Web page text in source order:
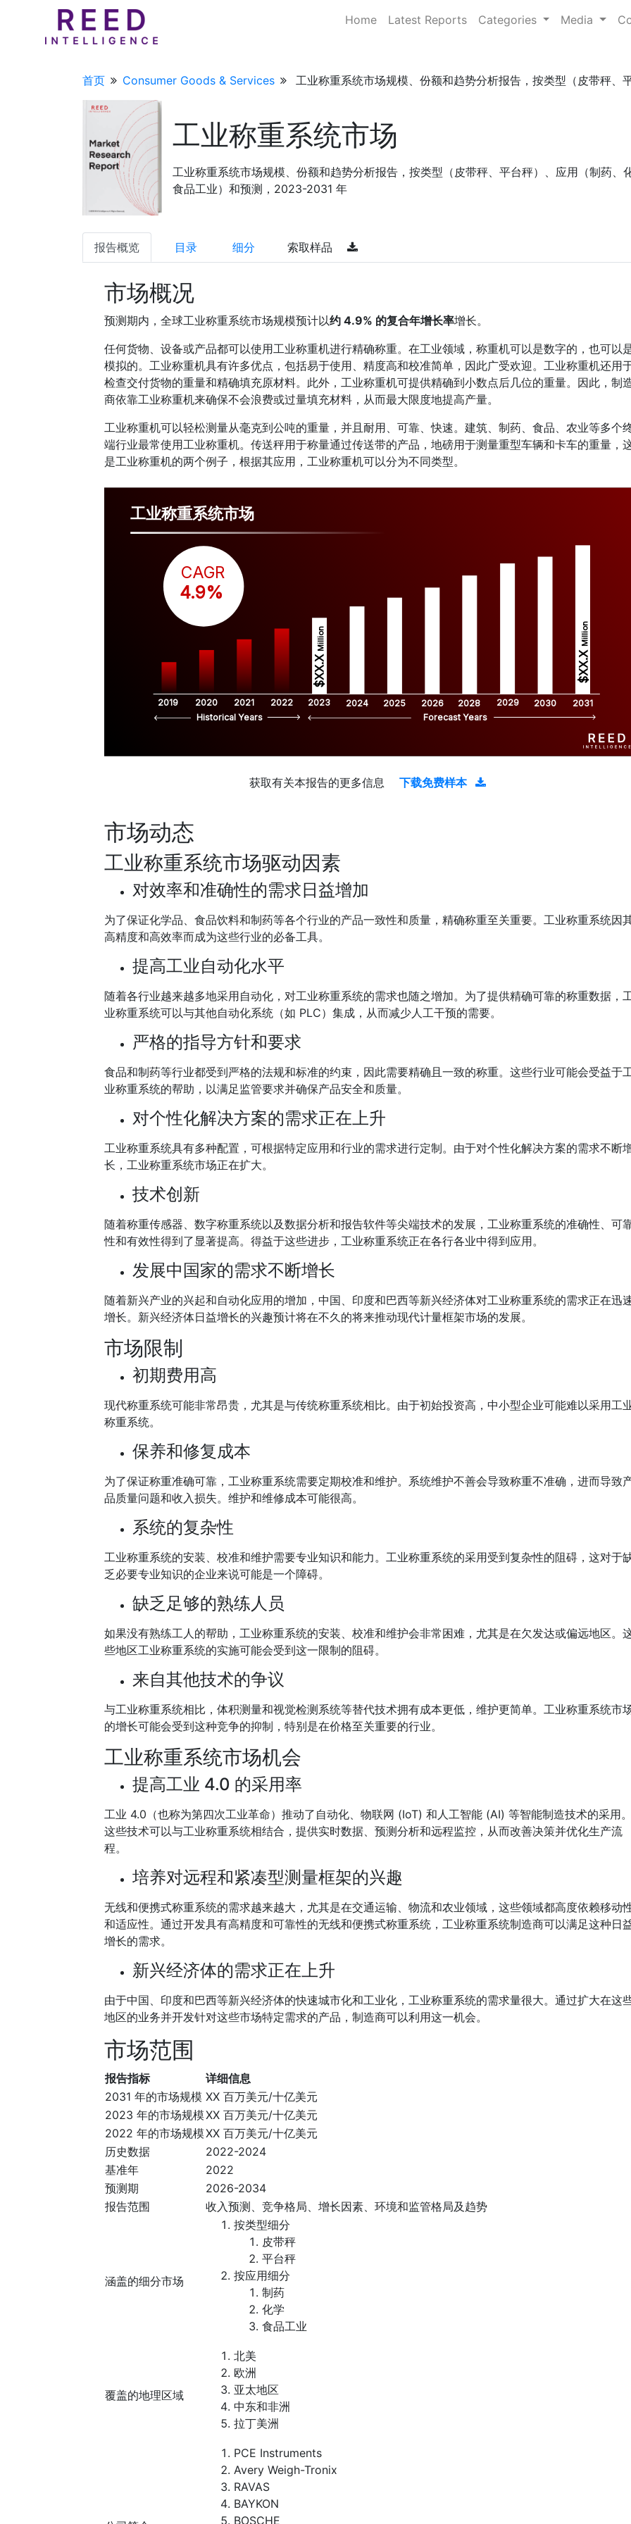
Home Latest Reports Categories Media
首页 Consumer Goods & Services 工业称重系统市场规模、份额和趋势分析报告，按类型（皮带秤、
工业称重系统市场
工业称重系统市场规模、份额和趋势分析报告，按类型（皮带秤、平台秤）、应用（制药、化
食品工业）和预测，2023-2031 年
报告概览 目录 细分 索取样品
市场概况
预测期内，全球工业称重系统市场规模预计以约 4.9% 的复合年增长率增长。
任何货物、设备或产品都可以使用工业称重机进行精确称重。在工业领域，称重机可以是数字的，也可以
模拟的。工业称重机具有许多优点，包括易于使用、精度高和校准简单，因此广受欢迎。工业称重机还用
检查交付货物的重量和精确填充原材料。此外，工业称重机可提供精确到小数点后几位的重量。因此，制
商依靠工业称重机来确保不会浪费或过量填充材料，从而最大限度地提高产量。
工业称重机可以轻松测量从毫克到公吨的重量，并且耐用、可靠、快速。建筑、制药、食品、农业等多个
端行业最常使用工业称重机。传送秤用于称量通过传送带的产品，地磅用于测量重型车辆和卡车的重量，
是工业称重机的两个例子，根据其应用，工业称重机可以分为不同类型。
工业称重系统市场
2019 2020 2021 2022 2023 2024 2025 2026 2028 2029 2030 2031
$XX.X
Million
$XX.X
Million
CAGR
4.9%
Historical Years Forecast Years
获取有关本报告的更多信息 下载免费样本
市场动态
工业称重系统市场驱动因素
对效率和准确性的需求日益增加
为了保证化学品、食品饮料和制药等各个行业的产品一致性和质量，精确称重至关重要。工业称重系统因
高精度和高效率而成为这些行业的必备工具。
提高工业自动化水平
随着各行业越来越多地采用自动化，对工业称重系统的需求也随之增加。为了提供精确可靠的称重数据，
业称重系统可以与其他自动化系统（如 PLC）集成，从而减少人工干预的需要。
严格的指导方针和要求
食品和制药等行业都受到严格的法规和标准的约束，因此需要精确且一致的称重。这些行业可能会受益于
业称重系统的帮助，以满足监管要求并确保产品安全和质量。
对个性化解决方案的需求正在上升
工业称重系统具有多种配置，可根据特定应用和行业的需求进行定制。由于对个性化解决方案的需求不断
长，工业称重系统市场正在扩大。
技术创新
随着称重传感器、数字称重系统以及数据分析和报告软件等尖端技术的发展，工业称重系统的准确性、可
性和有效性得到了显著提高。得益于这些进步，工业称重系统正在各行各业中得到应用。
发展中国家的需求不断增长
随着新兴产业的兴起和自动化应用的增加，中国、印度和巴西等新兴经济体对工业称重系统的需求正在迅
增长。新兴经济体日益增长的兴趣预计将在不久的将来推动现代计量框架市场的发展。
市场限制
初期费用高
现代称重系统可能非常昂贵，尤其是与传统称重系统相比。由于初始投资高，中小型企业可能难以采用工
称重系统。
保养和修复成本
为了保证称重准确可靠，工业称重系统需要定期校准和维护。系统维护不善会导致称重不准确，进而导致
品质量问题和收入损失。维护和维修成本可能很高。
系统的复杂性
工业称重系统的安装、校准和维护需要专业知识和能力。工业称重系统的采用受到复杂性的阻碍，这对于
乏必要专业知识的企业来说可能是一个障碍。
缺乏足够的熟练人员
如果没有熟练工人的帮助，工业称重系统的安装、校准和维护会非常困难，尤其是在欠发达或偏远地区。
些地区工业称重系统的实施可能会受到这一限制的阻碍。
来自其他技术的争议
与工业称重系统相比，体积测量和视觉检测系统等替代技术拥有成本更低，维护更简单。工业称重系统市
的增长可能会受到这种竞争的抑制，特别是在价格至关重要的行业。
工业称重系统市场机会
提高工业 4.0 的采用率
工业 4.0（也称为第四次工业革命）推动了自动化、物联网 (IoT) 和人工智能 (AI) 等智能制造技术的采用。
这些技术可以与工业称重系统相结合，提供实时数据、预测分析和远程监控，从而改善决策并优化生产流
程。
培养对远程和紧凑型测量框架的兴趣
无线和便携式称重系统的需求越来越大，尤其是在交通运输、物流和农业领域，这些领域都高度依赖移动
和适应性。通过开发具有高精度和可靠性的无线和便携式称重系统，工业称重系统制造商可以满足这种日
增长的需求。
新兴经济体的需求正在上升
由于中国、印度和巴西等新兴经济体的快速城市化和工业化，工业称重系统的需求量很大。通过扩大在这
地区的业务并开发针对这些市场特定需求的产品，制造商可以利用这一机会。
市场范围
报告指标
详细信息
2031 年的市场规模 XX 百万美元/十亿美元
2023 年的市场规模XX 百万美元/十亿美元
2022 年的市场规模XX 百万美元/十亿美元
历史数据
2022-2024
基准年
2022
预测期
2026-2034
报告范围
收入预测、竞争格局、增长因素、环境和监管格局及趋势
涵盖的细分市场
按类型细分
皮带秤
平台秤
按应用细分
制药
化学
食品工业
覆盖的地理区域
北美
欧洲
亚太地区
中东和非洲
拉丁美洲
PCE Instruments
Avery Weigh-Tronix
RAVAS
BAYKON
BOSCHE